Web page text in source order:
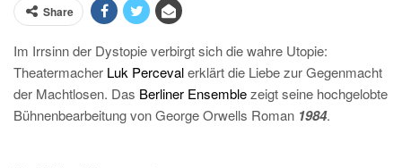
Share
Im Irrsinn der Dystopie verbirgt sich die wahre Utopie:
Theatermacher Luk Percevalerklärt die Liebe zur Gegenmacht
der Machtlosen. Das Berliner Ensemblezeigt seine hochgelobte
Bühnenbearbeitung von George Orwells Roman 1984.